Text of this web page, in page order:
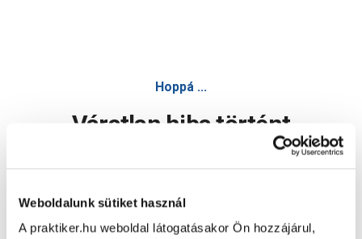
Weboldalunk sütiket használ
A praktiker.hu weboldal látogatásakor Ön hozzájárul,
Hoppá ...
Váratlan hiba történt
Oldal újratöltése